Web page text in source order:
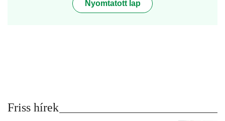
Nyomtatott lap
Friss hírek